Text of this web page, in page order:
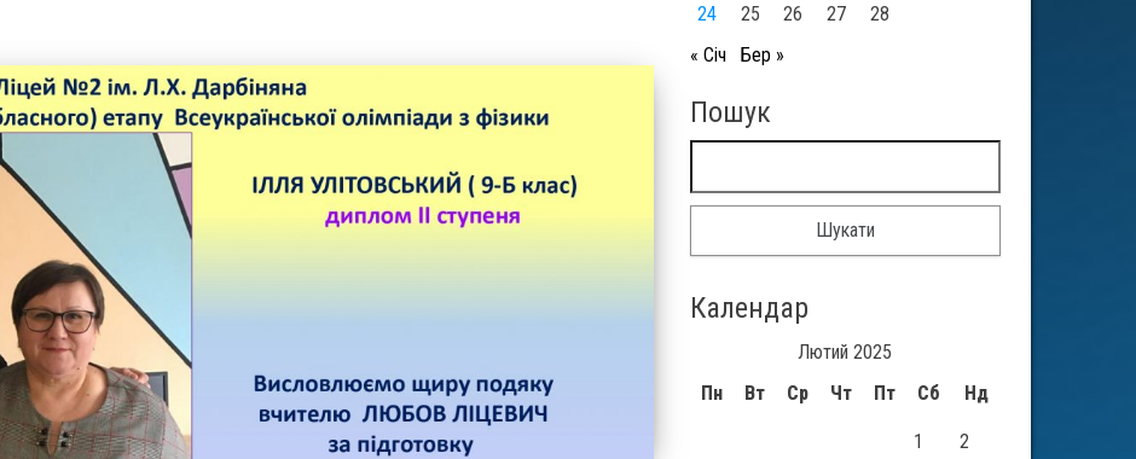
24 25 26 27
28
« Січ
Бер »
Пошук
Календар
Лютий 2025
Пн
Вт Ср Чт Пт Сб Нд
1 2